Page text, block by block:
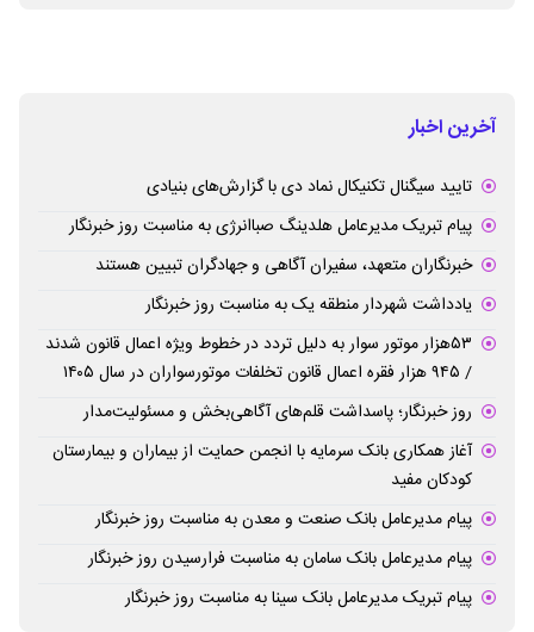
آخرین اخبار
تایید سیگنال تکنیکال نماد دی با گزارش‌های بنیادی
پیام تبریک مدیرعامل هلدینگ صباانرژی به مناسبت روز خبرنگار
خبرنگاران متعهد، سفیران آگاهی و جهادگران تبیین هستند
یادداشت شهردار منطقه یک به مناسبت روز خبرنگار
۵۳هزار موتور سوار به دلیل تردد در خطوط ویژه اعمال قانون شدند
/ ۹۴۵ هزار فقره اعمال قانون تخلفات موتورسواران در سال ۱۴۰۵
روز خبرنگار؛ پاسداشت قلم‌های آگاهی‌بخش و مسئولیت‌مدار
آغاز همکاری بانک سرمایه با انجمن حمایت از بیماران و بیمارستان
کودکان مفید
پیام مدیرعامل بانک صنعت و معدن به مناسبت روز خبرنگار
پیام مدیرعامل بانک سامان به مناسبت فرارسیدن روز خبرنگار
پیام تبریک مدیرعامل بانک سینا به مناسبت روز خبرنگار